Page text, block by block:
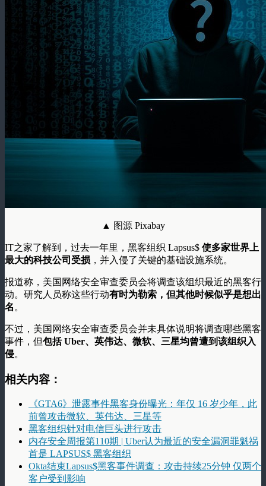
▲ 图源 Pixabay
IT之家了解到，过去一年里，黑客组织 Lapsus$ 使多家世界上
最大的科技公司受损 ，并入侵了关键的基础设施系统。
报道称，美国网络安全审查委员会将调查该组织最近的黑客行
动。研究人员称这些行动有时为勒索，但其他时候似乎是想出
名 。
不过，美国网络安全审查委员会并未具体说明将调查哪些黑客
事件，但包括 Uber、英伟达、微软、三星均曾遭到该组织入
侵。
相关内容：
《GTA6》泄露事件黑客身份曝光：年仅 16 岁少年，此
前曾攻击微软、英伟达、三星等
黑客组织针对电信巨头进行攻击
内存安全周报第110期 | Uber认为最近的安全漏洞罪魁祸
首是 LAPSUS$ 黑客组织
Okta结束Lapsus$黑客事件调查：攻击持续25分钟 仅两个
客户受到影响